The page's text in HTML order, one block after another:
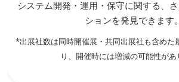
システム開発・運用・保守に関する、
ションを発見できます。
*出展社数は同時開催展・共同出展社も含めた
り、開催時には増減の可能性があ